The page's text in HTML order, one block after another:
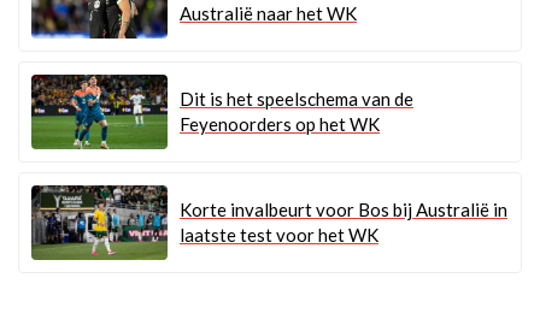
Australië naar het WK
Dit is het speelschema van de
Feyenoorders op het WK
Korte invalbeurt voor Bos bij Australië in
laatste test voor het WK